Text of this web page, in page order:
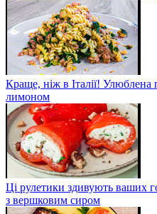
Краще, ніж в Італії! Улюблена
лимоном
Ці рулетики здивують ваших
з вершковим сиром